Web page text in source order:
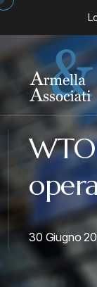
30 Giugno